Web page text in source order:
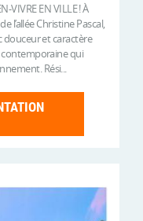
VIVRE EN VILLE ! À
l’allée Christine Pascal,
douceur et caractère
qui
Rési...